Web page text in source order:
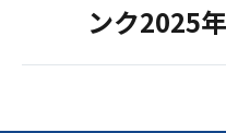
ンク2025